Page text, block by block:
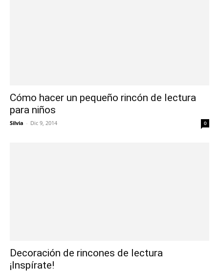
Cómo hacer un pequeño rincón de lectura
para niños
Silvia - Dic 9, 2014 0
Decoración de rincones de lectura
¡Inspírate!